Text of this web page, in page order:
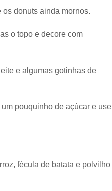
donuts ainda mornos.
o topo e decore com
e algumas gotinhas de
pouquinho de açúcar e use
fécula de batata e polvilho